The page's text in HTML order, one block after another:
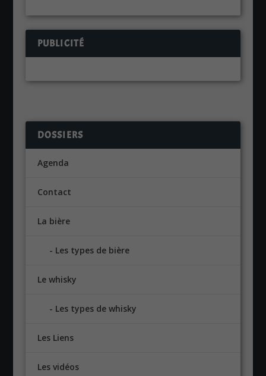
PUBLICITÉ
DOSSIERS
Agenda
Contact
La bière
Les types de bière
Le whisky
Les types de whisky
Les Liens
Les vidéos